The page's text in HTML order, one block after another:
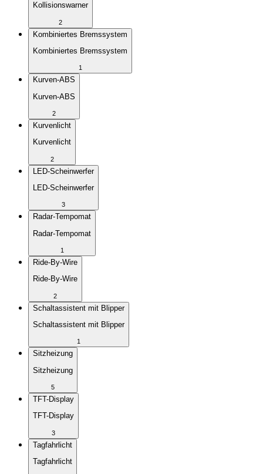
Kollisionswarner
2
Kombiniertes Bremssystem
Kombiniertes Bremssystem
1
Kurven-ABS
Kurven-ABS
2
Kurvenlicht
Kurvenlicht
2
LED-Scheinwerfer
LED-Scheinwerfer
3
Radar-Tempomat
Radar-Tempomat
1
Ride-By-Wire
Ride-By-Wire
2
Schaltassistent mit Blipper
Schaltassistent mit Blipper
1
Sitzheizung
Sitzheizung
5
TFT-Display
TFT-Display
3
Tagfahrlicht
Tagfahrlicht